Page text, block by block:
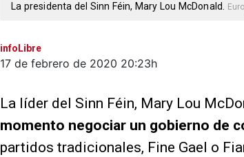
La presidenta del Sinn Féin, Mary Lou McDonald.
infoLibre
17 de febrero de 2020 20:23h
La líder del Sinn Féin, Mary Lou
momento negociar un gobierno de
partidos tradicionales, Fine Gael o